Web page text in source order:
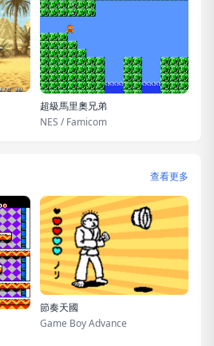
超級馬里奧兄弟
NES / Famicom
查看更多
節奏天國
Game Boy Advance